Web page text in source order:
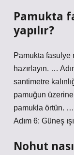
Pamukta
yapılır?
Pamukta fasulye
hazırlayın. …
santimetre
pamuğun
pamukla örtün.
Adım 6: Güneş
Nohut